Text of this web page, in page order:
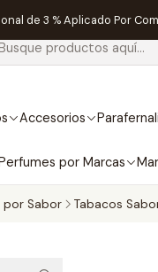
Accesorios
por Marcas
de 3 % Aplicado Por
por Sabor Tabacos